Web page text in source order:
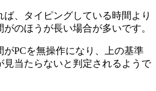
、タイピングしている時間より
のほうが長い場合が多いです。
PCを無操作になり、上の基準
見当たらないと判定されるようで